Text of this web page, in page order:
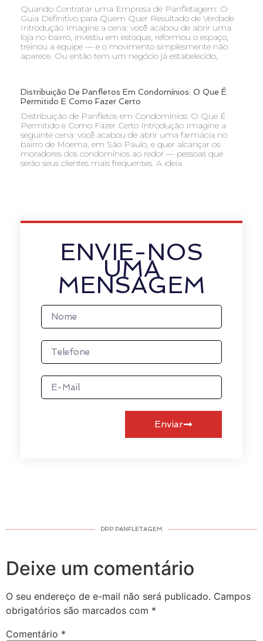
Quando Contratar uma Empresa de Panfletagem: O
Guia Definitivo para Quem Quer Resultado de Verdade
Introdução Imagine a cena: você acabou de abrir uma
loja no bairro, investiu em estoque, reformou o espaço,
treinou a equipe — e o movimento simplesmente não
aparece. Ou então tem um negócio já estabelecido,
Distribuição De Panfletos Em Condomínios: O Que É
Permitido E Como Fazer Certo
Distribuição de Panfletos em Condomínios: O Que É
Permitido e Como Fazer Certo Introdução Imagine a
seguinte cena: você acabou de abrir uma farmácia no
bairro de Moema, em São Paulo, e quer alcançar os
moradores dos condomínios ao redor — pessoas que
serão seus clientes mais frequentes. A ideia
ENVIE-NOS
UMA
MENSAGEM
Enviar
DRP PANFLETAGEM
Deixe um comentário
O seu endereço de e-mail não será publicado. Campos
obrigatórios são marcados com *
Comentário *